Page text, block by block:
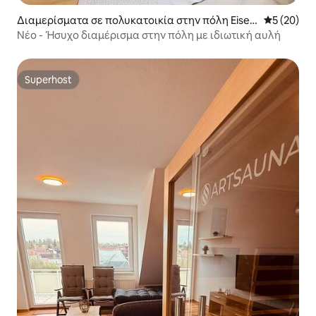
Διαμερίσματα σε πολυκατοικία στην πόλη Eisen
ach
Μέση
5 (20)
Νέο - Ήσυχο διαμέρισμα στην πόλη με ιδιωτική αυλή
Superhost
Superhost